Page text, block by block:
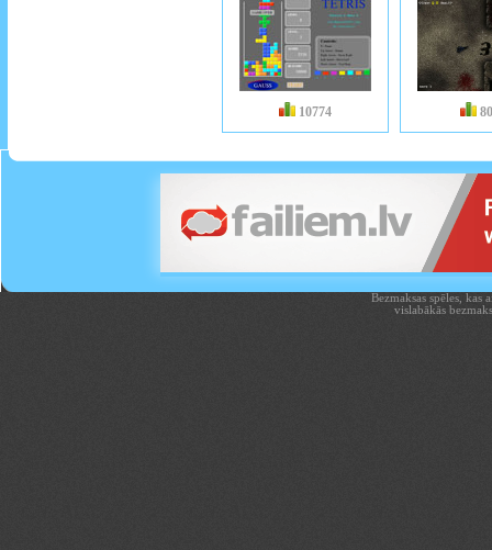
10774
Bezmaksas spēles,
vislabākās